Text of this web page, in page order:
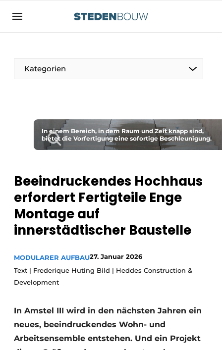
Registrieren Sie sich
Vermögen
AutorisierungabmeldenAnmeldung
Direkter Kontakt
Veranstaltung anmelden
Jahrbuch
Meist gelesen
Newsletter
Podcasts
GeschichteMetadaten
Ein Stellenangebot registrieren
Kategorien
Wohnungsbau und Nichtwohnungsbau
Denkmäler
Fassaden, Dächer und Dachgärten
Glas
Modularer Aufbau
In einem Bereich, in dem Raum und Zeit knapp sind,
bietet die Vorfertigung eine sofortige Beschleunigung.
Beeindruckendes Hochhaus
erfordert Fertigteile Enge
Montage auf
innerstädtischer Baustelle
MODULARER AUFBAU27. Januar 2026
Text | Frederique Huting Bild | Heddes Construction &
Development
In Amstel III wird in den nächsten Jahren ein
neues, beeindruckendes Wohn- und
Arbeitsensemble entstehen. Und ein Projekt